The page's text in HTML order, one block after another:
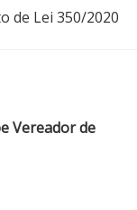
de Lei 350/2020
Vereador de